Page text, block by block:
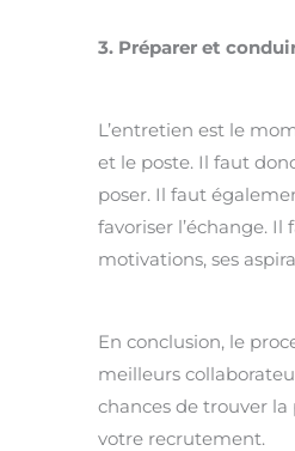
3. Préparer et
L’entretien est le
et le poste. Il faut
poser. Il faut
favoriser l’échange.
motivations, ses
En conclusion, le
meilleurs
chances de trouver la
votre recrutement.